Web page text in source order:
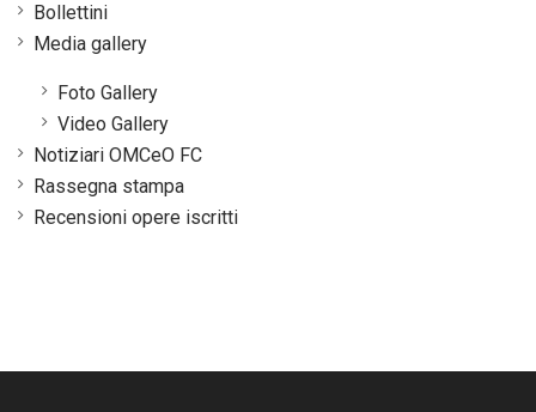
Bollettini
Media gallery
Foto Gallery
Video Gallery
Notiziari OMCeO FC
Rassegna stampa
Recensioni opere iscritti